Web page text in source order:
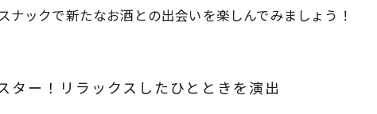
ナックで新たなお酒との出会いを楽しんでみましょう！
ター！リラックスしたひとときを演出